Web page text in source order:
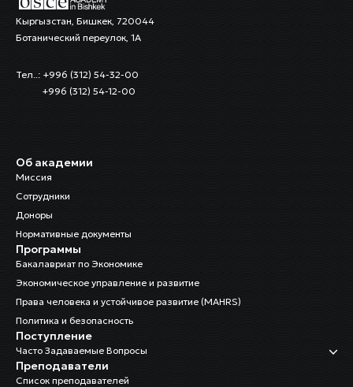
Кыргызстан, Бишкек, 720044
Ботанический переулок, 1А
Тел..: +996 (312) 54-32-00
+996 (312) 54-12-00
Об академии
Миссия
Сотрудники
Доноры
Нормативные документы
Программы
Бакалавриат по Экономике
Экономическое управление и развитие
Права человека и устойчивое развитие (MAHRS)
Политика и безопасность
Поступление
Часто Задаваемые Вопросы
Преподаватели
Список преподавателей